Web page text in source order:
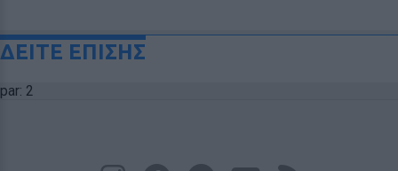
ΔΕΙΤΕ ΕΠΙΣΗΣ
par: 2